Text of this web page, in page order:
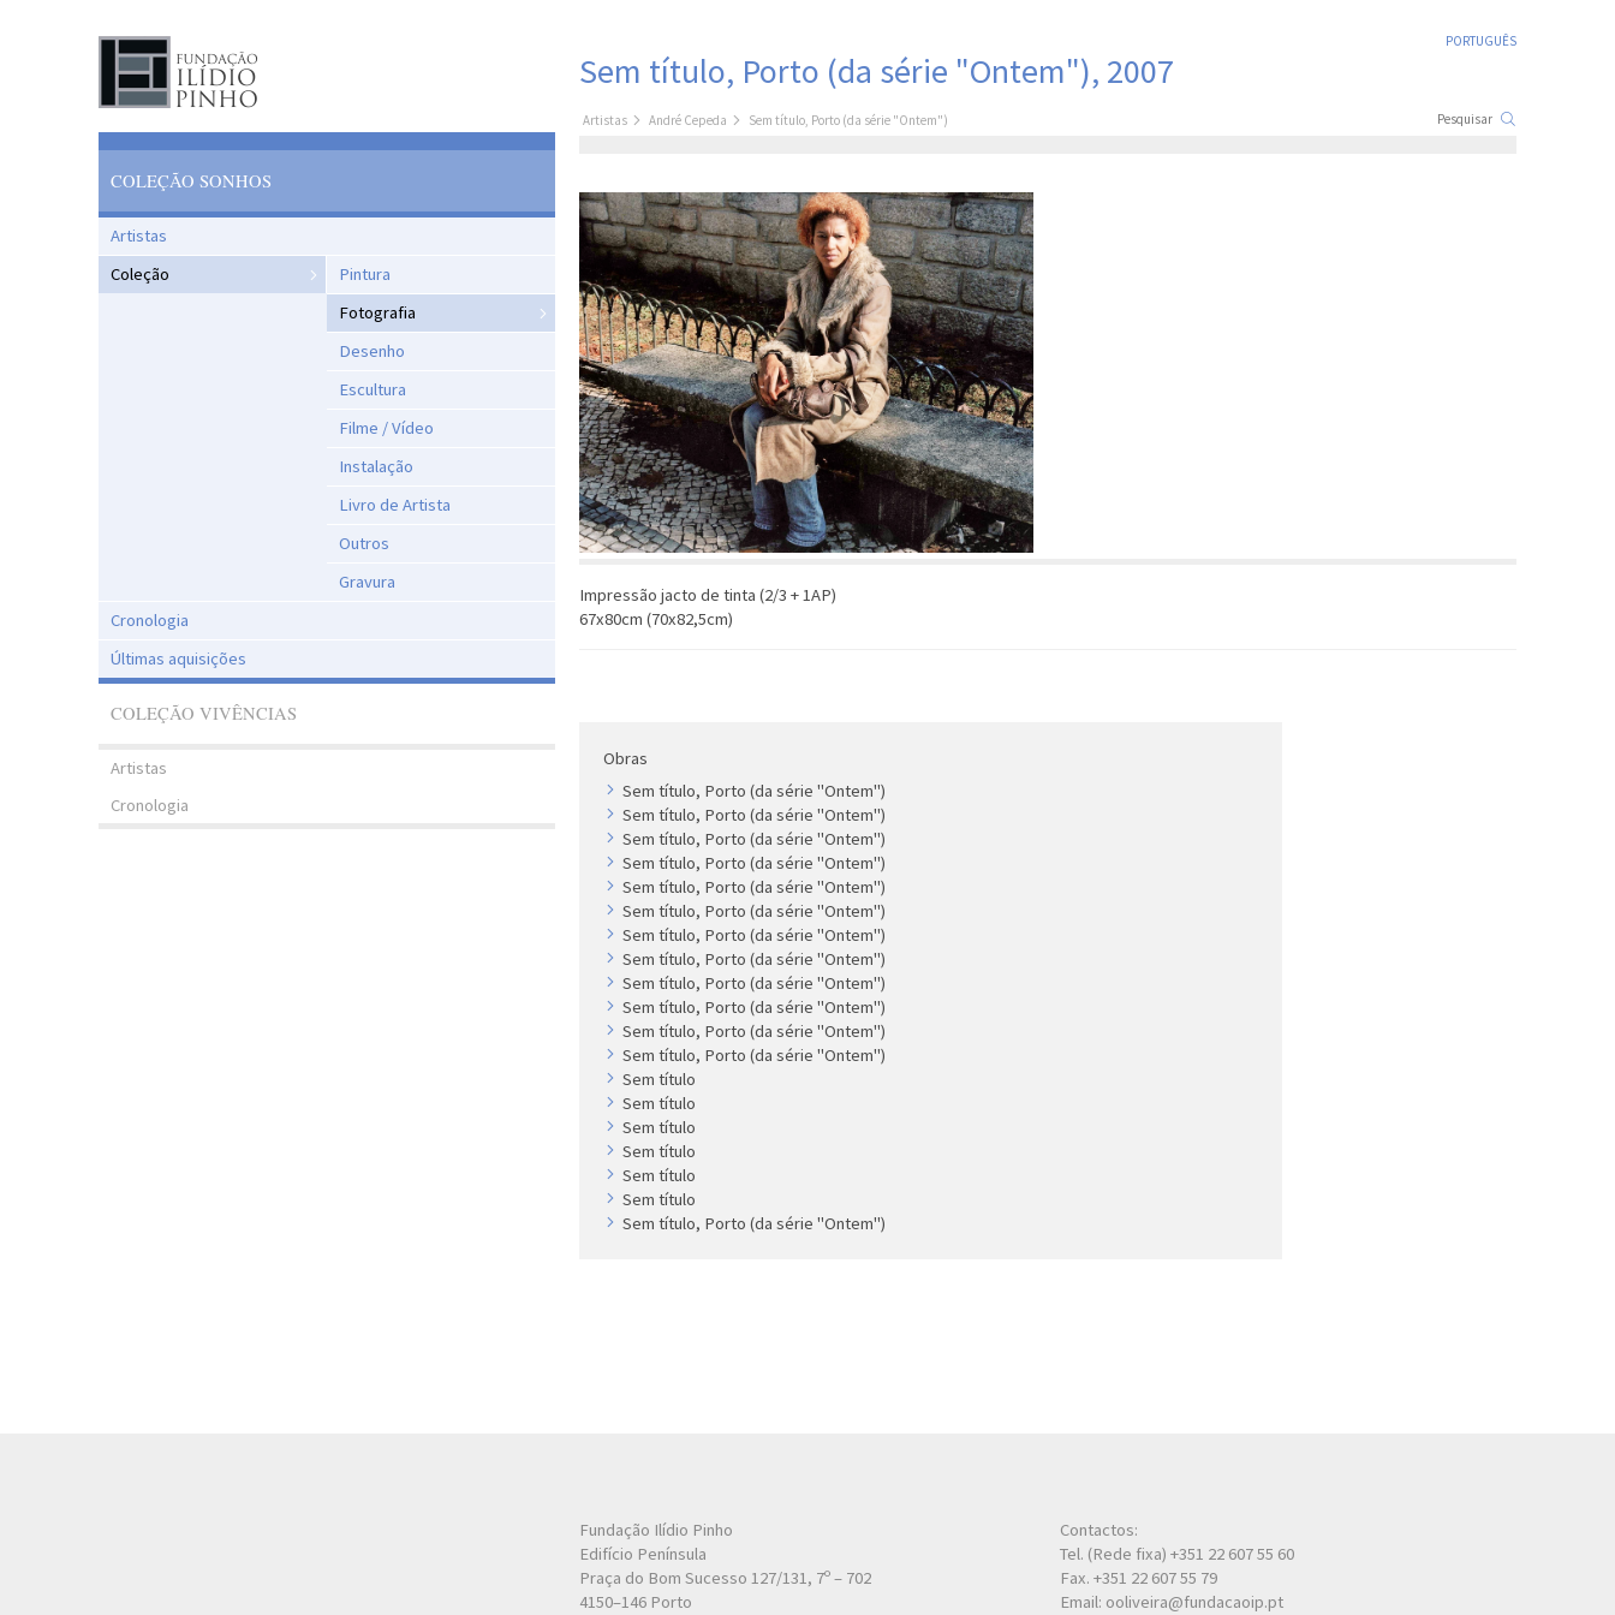
PORTUGUÊS
COLEÇÃO SONHOS
Artistas
Coleção
Pintura
Fotografia
Desenho
Escultura
Filme / Vídeo
Instalação
Livro de Artista
Outros
Gravura
Cronologia
Últimas aquisições
COLEÇÃO VIVÊNCIAS
Artistas
Cronologia
Sem título, Porto (da série "Ontem"), 2007
Artistas André Cepeda Sem título, Porto (da série "Ontem")
Impressão jacto de tinta (2/3 + 1AP)
67x80cm (70x82,5cm)
Obras
Sem título, Porto (da série "Ontem")
Sem título, Porto (da série "Ontem")
Sem título, Porto (da série "Ontem")
Sem título, Porto (da série "Ontem")
Sem título, Porto (da série "Ontem")
Sem título, Porto (da série "Ontem")
Sem título, Porto (da série "Ontem")
Sem título, Porto (da série "Ontem")
Sem título, Porto (da série "Ontem")
Sem título, Porto (da série "Ontem")
Sem título, Porto (da série "Ontem")
Sem título, Porto (da série "Ontem")
Sem título
Sem título
Sem título
Sem título
Sem título
Sem título
Sem título, Porto (da série "Ontem")
Fundação Ilídio Pinho
Edifício Península
Praça do Bom Sucesso 127/131, 7º – 702
4150–146 Porto
Contactos:
Tel. (Rede fixa) +351 22 607 55 60
Fax. +351 22 607 55 79
Email: ooliveira@fundacaoip.pt